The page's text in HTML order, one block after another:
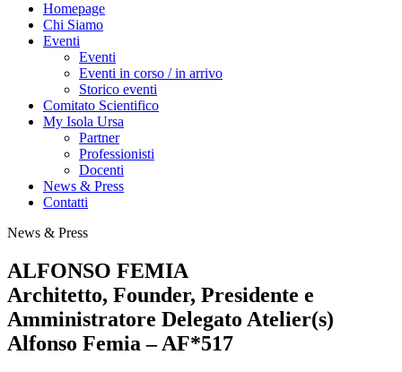
Homepage
Chi Siamo
Eventi
Eventi
Eventi in corso / in arrivo
Storico eventi
Comitato Scientifico
My Isola Ursa
Partner
Professionisti
Docenti
News & Press
Contatti
News & Press
ALFONSO FEMIA
Architetto, Founder, Presidente e
Amministratore Delegato Atelier(s)
Alfonso Femia – AF*517